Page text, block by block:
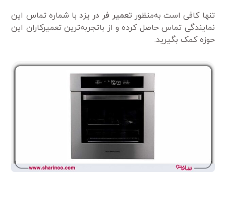
تنها کافی است به‌منظور تعمیر فر در یزد با شماره تماس این
نمایندگی تماس حاصل کرده و از باتجربه‌ترین تعمیرکاران این
حوزه کمک بگیرید.